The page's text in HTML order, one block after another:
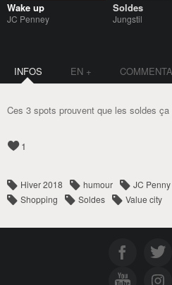
Wake up
JC Penney
Soldes
Jungstil
INFOS EN +
Ces 3 spots prouvent que les soldes
1
Hiver 2018 humour JC Penny
Shopping
Soldes Value city